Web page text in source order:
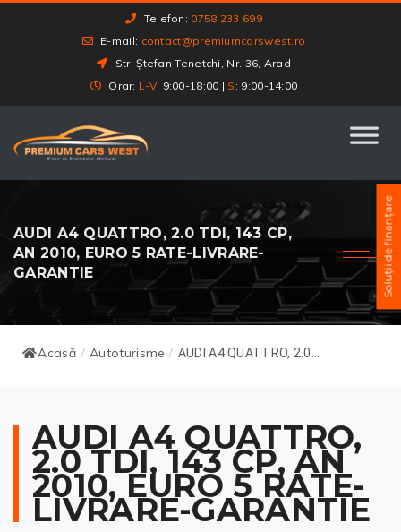
Telefon: 0758 233 699
E-mail: contact@premiumcarswest.ro
Str. Ștefan Tenetchi, Nr. 36, Arad
Orar: L-V: 9:00-18:00 | S : 9:00-14:00
AUDI A4 QUATTRO, 2.0 TDI, 143 CP,
AN 2010, EURO 5 RATE-LIVRARE-
GARANTIE
Acasă / Autoturisme / AUDI A4 QUATTRO, 2.0...
AUDI A4 QUATTRO,
2.0 TDI, 143 CP, AN
2010, EURO 5 RATE-
LIVRARE-GARANTIE
Soluții de finanțare